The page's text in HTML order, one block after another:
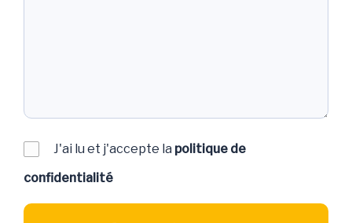
J'ai lu et j'accepte la politique de
confidentialité